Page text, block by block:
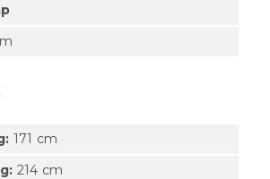
171 cm
214 cm